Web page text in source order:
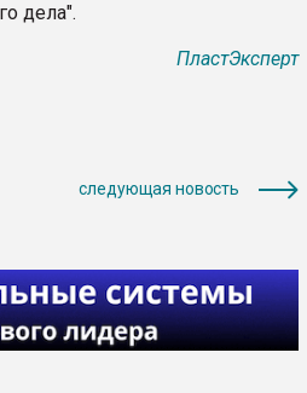
дела".
ПластЭксперт
следующая новость